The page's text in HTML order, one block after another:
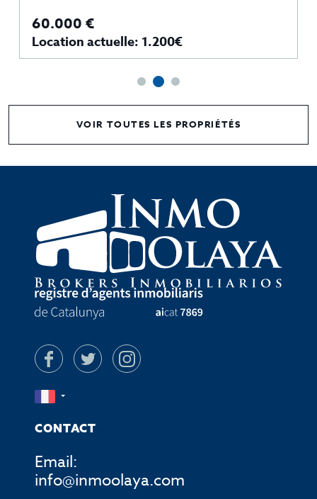
60.000 €
Location actuelle: 1.200€
VOIR TOUTES LES PROPRIÉTÉS
CONTACT
Email:
info@inmoolaya.com